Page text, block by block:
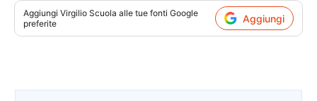
Aggiungi Virgilio Scuola alle tue fonti Google
preferite
Aggiungi